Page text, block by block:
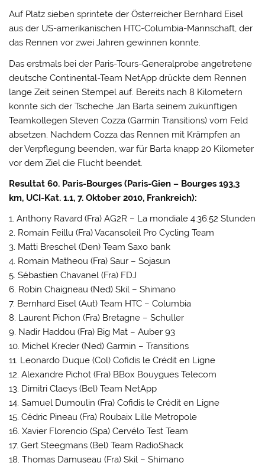
Auf Platz sieben sprintete der Österreicher Bernhard Eisel
aus der US-amerikanischen HTC-Columbia-Mannschaft, der
das Rennen vor zwei Jahren gewinnen konnte.
Das erstmals bei der Paris-Tours-Generalprobe angetretene
deutsche Continental-Team NetApp drückte dem Rennen
lange Zeit seinen Stempel auf. Bereits nach 8 Kilometern
konnte sich der Tscheche Jan Barta seinem zukünftigen
Teamkollegen Steven Cozza (Garmin Transitions) vom Feld
absetzen. Nachdem Cozza das Rennen mit Krämpfen an
der Verpflegung beenden, war für Barta knapp 20 Kilometer
vor dem Ziel die Flucht beendet.
Resultat 60. Paris-Bourges (Paris-Gien – Bourges 193,3
km, UCI-Kat. 1.1, 7. Oktober 2010, Frankreich):
1. Anthony Ravard (Fra) AG2R – La mondiale 4:36:52 Stunden
2. Romain Feillu (Fra) Vacansoleil Pro Cycling Team
3. Matti Breschel (Den) Team Saxo bank
4. Romain Matheou (Fra) Saur – Sojasun
5. Sébastien Chavanel (Fra) FDJ
6. Robin Chaigneau (Ned) Skil – Shimano
7. Bernhard Eisel (Aut) Team HTC – Columbia
8. Laurent Pichon (Fra) Bretagne – Schuller
9. Nadir Haddou (Fra) Big Mat – Auber 93
10. Michel Kreder (Ned) Garmin – Transitions
11. Leonardo Duque (Col) Cofidis le Crédit en Ligne
12. Alexandre Pichot (Fra) BBox Bouygues Telecom
13. Dimitri Claeys (Bel) Team NetApp
14. Samuel Dumoulin (Fra) Cofidis le Crédit en Ligne
15. Cédric Pineau (Fra) Roubaix Lille Metropole
16. Xavier Florencio (Spa) Cervélo Test Team
17. Gert Steegmans (Bel) Team RadioShack
18. Thomas Damuseau (Fra) Skil – Shimano